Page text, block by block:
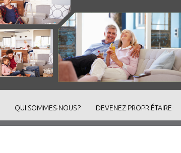
QUI SOMMES-NOUS ? DEVENEZ PROPRIÉTAIRE